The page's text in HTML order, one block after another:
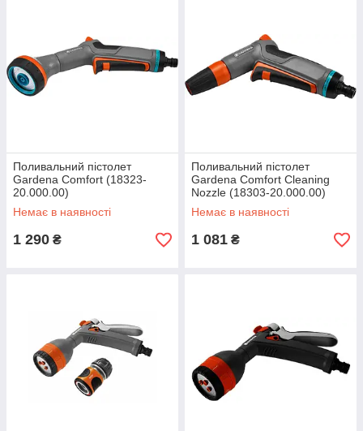
Поливальний пістолет
Gardena Comfort (18323-
20.000.00)
Немає в наявності
1 290 ₴
Поливальний пістолет
Gardena Comfort Cleaning
Nozzle (18303-20.000.00)
Немає в наявності
1 081 ₴